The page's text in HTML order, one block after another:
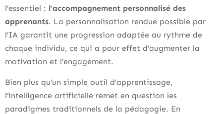
l’essentiel : l’accompagnement personnalisé des
apprenants. La personnalisation rendue possible par
l’IA garantit une progression adaptée au rythme de
chaque individu, ce qui a pour effet d’augmenter la
motivation et l’engagement.
Bien plus qu’un simple outil d’apprentissage,
l’intelligence artificielle remet en question les
paradigmes traditionnels de la pédagogie. En